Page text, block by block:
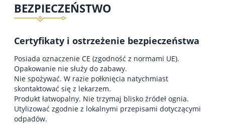
BEZPIECZEŃSTWO
Certyfikaty i ostrzeżenie bezpieczeństwa
Posiada oznaczenie CE (zgodność z normami UE).
Opakowanie nie służy do zabawy.
Nie spożywać. W razie połknięcia natychmiast
skontaktować się z lekarzem.
Produkt łatwopalny. Nie trzymaj blisko źródeł ognia.
Utylizować zgodnie z lokalnymi przepisami dotyczącymi
odpadów.